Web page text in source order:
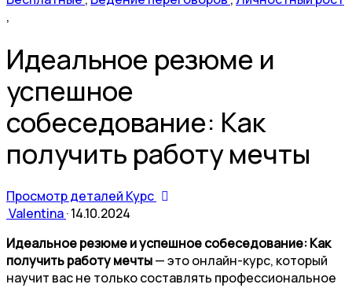
,
Идеальное резюме и
успешное
собеседование: Как
получить работу мечты
Просмотр деталей Курс
Valentina·14.10.2024
Идеальное резюме и успешное собеседование: Как
получить работу мечты— это онлайн-курс, который
научит вас не только составлять профессиональное